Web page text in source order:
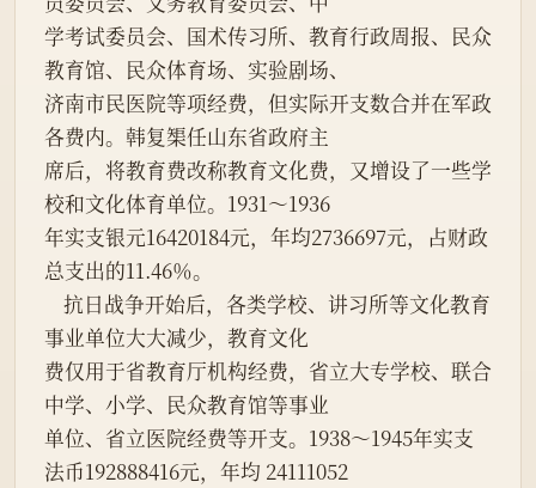
学考试委员会、国术传习所、教育行政周报、民众
教育馆、民众体育场、实验剧场、
济南市民医院等项经费，但实际开支数合并在军政
各费内。韩复榘任山东省政府主
席后，将教育费改称教育文化费，又增设了一些学
校和文化体育单位。1931～1936
年实支银元16420184元，年均2736697元，占财政
总支出的11.46％。
事业单位大大减少，教育文化
费仅用于省教育厅机构经费，省立大专学校、联合
中学、小学、民众教育馆等事业
单位、省立医院经费等开支。1938～1945年实支
法币192888416元，年均 24111052